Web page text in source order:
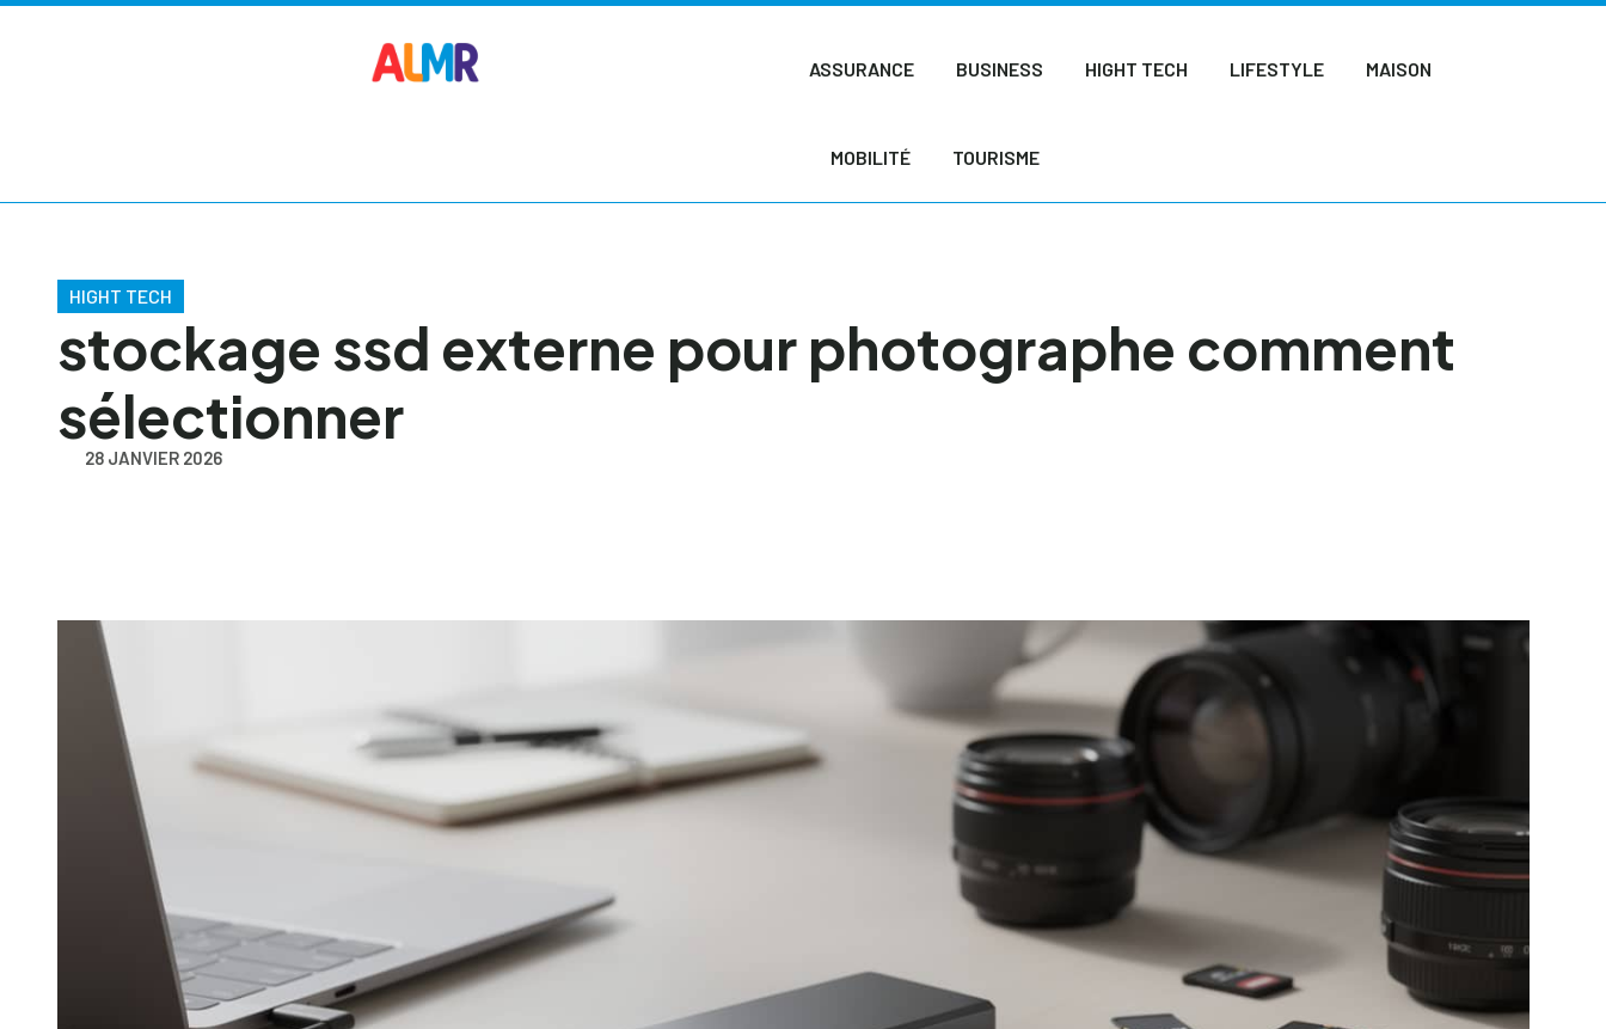
ASSURANCE BUSINESS HIGHT TECH LIFESTYLE MAISON
MOBILITÉ TOURISME
HIGHT TECH
stockage ssd externe pour photographe comment
sélectionner
28 JANVIER 2026